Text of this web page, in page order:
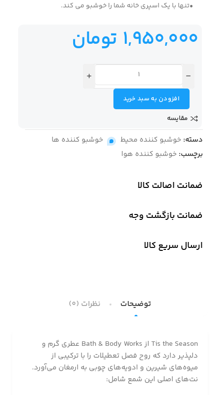
•تنها با یک اسپری خانه شما را خوشبو می کند.
1,950,000 تومان
افزودن به سبد خرید
مقایسه
دسته: خوشبو کننده محیط ,
خوشبو کننده ها
برچسب: خوشبو کننده هوا
ضمانت اصالت کالا
ضمانت بازگشت وجه
ارسال سریع کالا
توضیحات نظرات (0)
Tis the Season از Bath & Body Works عطری گرم و
دلپذیر دارد که روح فصل تعطیلات را با ترکیبی از
میوه‌های شیرین و ادویه‌های چوبی به ارمغان می‌آورد.
نت‌های اصلی این شمع شامل: